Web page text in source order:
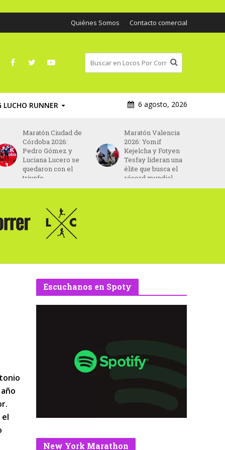
Quiénes Somos Contacto comercial
LUCHO RUNNER 6 agosto, 2026
Maratón Ciudad de
Córdoba 2026:
Pedro Gómez y
Luciana Lucero se
quedaron con el
triunfo
Maratón Valencia
2026: Yomif
Kejelcha y Fotyen
Tesfay lideran una
élite que busca el
récord mundial
Escuchanos en Spoty
New York Marathon